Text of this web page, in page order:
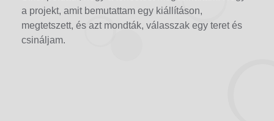
a projekt, amit bemutattam egy kiállításon,
megtetszett, és azt mondták, válasszak egy teret és
csináljam.